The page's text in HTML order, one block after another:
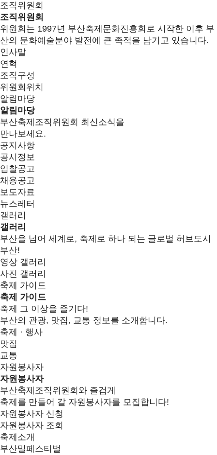
조직위원회
조직위원회
위원회는 1997년 부산축제문화진흥회로 시작한 이후 부
산의 문화예술분야 발전에 큰 족적을 남기고 있습니다.
인사말
연혁
조직구성
위원회위치
알림마당
알림마당
부산축제조직위원회 최신소식을
만나보세요.
공지사항
공시정보
입찰공고
채용공고
보도자료
뉴스레터
갤러리
갤러리
부산을 넘어 세계로, 축제로 하나 되는 글로벌 허브도시
부산!
영상 갤러리
사진 갤러리
축제 가이드
축제 가이드
축제 그 이상을 즐기다!
부산의 관광, 맛집, 교통 정보를 소개합니다.
축제 · 행사
맛집
교통
자원봉사자
자원봉사자
부산축제조직위원회와 즐겁게
축제를 만들어 갈 자원봉사자를 모집합니다!
자원봉사자 신청
자원봉사자 조회
축제소개
부산밀페스티벌